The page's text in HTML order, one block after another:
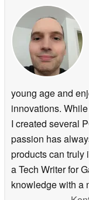
young age and
innovations.
I created several
passion has
products can truly
a Tech Writer for
knowledge with a